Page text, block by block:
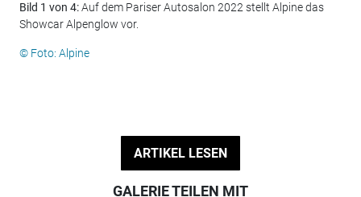
Bild 1 von 4:Auf dem Pariser Autosalon 2022 stellt Alpine das
Showcar Alpenglow vor.
© Foto: Alpine
ARTIKEL LESEN
GALERIE TEILEN MIT